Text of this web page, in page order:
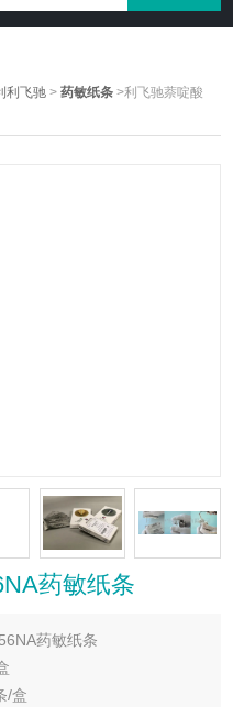
利飞驰 >药敏纸条 >利飞驰萘啶酸
药敏纸条
药敏纸条
/盒